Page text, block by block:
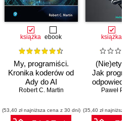
książka ebook
My, programiści.
Kronika koderów od
Ady do AI
Robert C. Martin
(53,40 zł najniższa cena z 30 dni)
książka
Jak
erze
Paweł
(35,40 zł najniższa